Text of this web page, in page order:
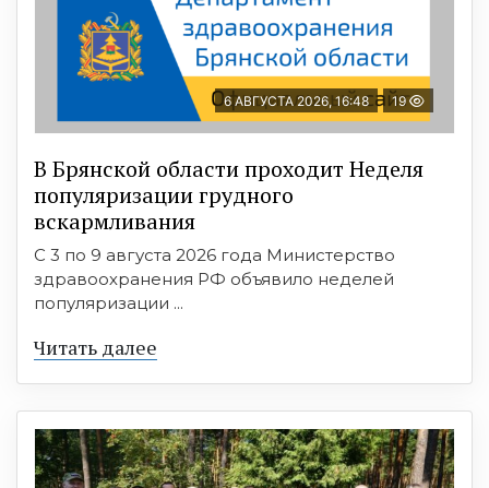
6 АВГУСТА 2026, 16:48 19
В Брянской области проходит Неделя
популяризации грудного
вскармливания
С 3 по 9 августа 2026 года Министерство
здравоохранения РФ объявило неделей
популяризации ...
Читать далее